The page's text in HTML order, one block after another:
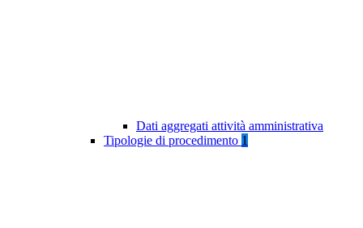
Dati aggregati attività amministrativa
Tipologie di procedimento 1